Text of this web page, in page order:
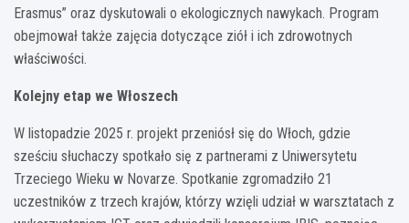
Erasmus” oraz dyskutowali o ekologicznych nawykach. Program
obejmował także zajęcia dotyczące ziół i ich zdrowotnych
właściwości.
Kolejny etap we Włoszech
W listopadzie 2025 r. projekt przeniósł się do Włoch, gdzie
sześciu słuchaczy spotkało się z partnerami z Uniwersytetu
Trzeciego Wieku w Novarze. Spotkanie zgromadziło 21
uczestników z trzech krajów, którzy wzięli udział w warsztatach z